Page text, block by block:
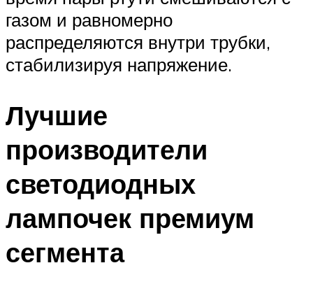
газом и равномерно
распределяются внутри трубки,
стабилизируя напряжение.
Лучшие
производители
светодиодных
лампочек премиум
сегмента